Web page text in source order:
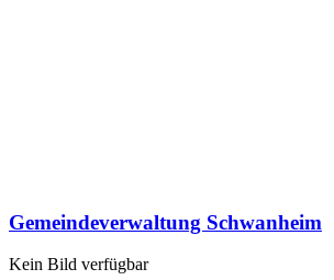
Gemeindeverwaltung Schwanheim
Kein Bild verfügbar